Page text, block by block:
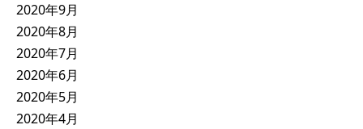
2020年9月
2020年8月
2020年7月
2020年6月
2020年5月
2020年4月